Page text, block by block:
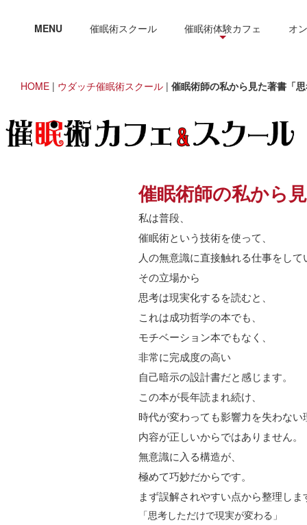
MENU 催眠術スクール 催眠術体験カフェ オ
HOME | ウダッチ催眠術スクール | 催眠術師の私から見た著書「
催眠術師の私から
私は普段、
催眠術という技術を使って、
人の無意識に直接触れる仕事をして
その立場から
思考は現実化するを読むと、
これは成功哲学の本でも、
モチベーション本でもなく、
非常に完成度の高い
自己暗示の設計書だと感じます。
この本が長年読まれ続け、
時代が変わっても影響力を失わない
内容が正しいからではありません。
無意識に入る構造が、
極めて巧妙だからです。
まず誤解されやすい点から整理しま
「思考しただけで現実が変わる」